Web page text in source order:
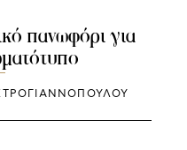
πανωφόρι για